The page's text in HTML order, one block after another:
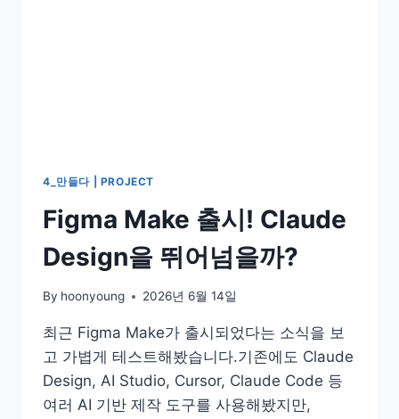
4_만들다 | PROJECT
Figma Make 출시! Claude
Design을 뛰어넘을까?
By hoonyoung 2026년 6월 14일
최근 Figma Make가 출시되었다는 소식을 보
고 가볍게 테스트해봤습니다.기존에도 Claude
Design, AI Studio, Cursor, Claude Code 등
여러 AI 기반 제작 도구를 사용해봤지만,